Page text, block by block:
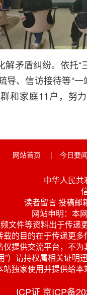
矛盾纠纷。依托“
导、信访接待等“
和家庭11户，努
网站首页 | 今日要闻
中华人民
读者留言 投稿邮
网站申明：本
文件等资料出于传
的目的在于传递更
提供交流平台，不
”）请持权属相关证
独家使用并提供给
ICP证 京ICP备